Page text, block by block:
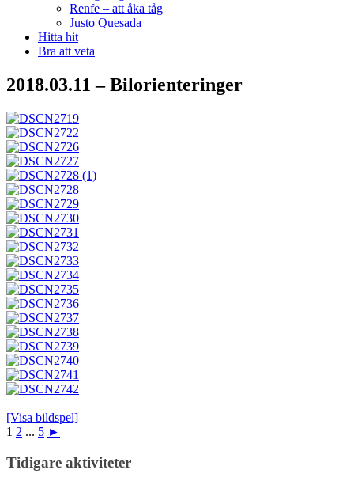
Renfe – att åka tåg
Justo Quesada
Hitta hit
Bra att veta
2018.03.11 – Bilorienteringer
[Visa bildspel]
1 2 ... 5 ►
Tidigare aktiviteter